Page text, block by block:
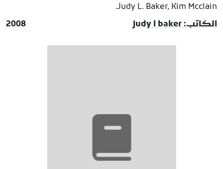
Judy L. Baker, Kim Mcclain.
الكاتب: judy l baker
2008